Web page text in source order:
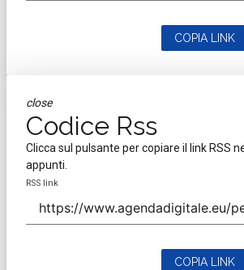
COPIA LINK
close
Codice Rss
Clicca sul pulsante per copiare il link RSS
appunti.
RSS link
COPIA LINK